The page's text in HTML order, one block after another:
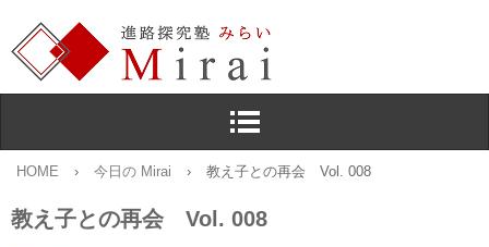
HOME › 今日の Mirai › 教え子との再会 Vol. 008
教え子との再会 Vol. 008